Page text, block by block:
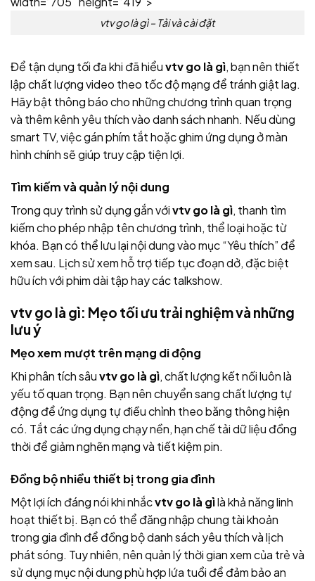
vtv go là gì – Tải và cài đặt
Để tận dụng tối đa khi đã hiểuvtv go là gì, bạn nên thiết
lập chất lượng video theo tốc độ mạng để tránh giật lag.
Hãy bật thông báo cho những chương trình quan trọng
và thêm kênh yêu thích vào danh sách nhanh. Nếu dùng
smart TV, việc gán phím tắt hoặc ghim ứng dụng ở màn
hình chính sẽ giúp truy cập tiện lợi.
Tìm kiếm và quản lý nội dung
Trong quy trình sử dụng gắn vớivtv go là gì, thanh tìm
kiếm cho phép nhập tên chương trình, thể loại hoặc từ
khóa. Bạn có thể lưu lại nội dung vào mục “Yêu thích” để
xem sau. Lịch sử xem hỗ trợ tiếp tục đoạn dở, đặc biệt
hữu ích với phim dài tập hay các talkshow.
vtv go là gì: Mẹo tối ưu trải nghiệm và những
lưu ý
Mẹo xem mượt trên mạng di động
Khi phân tích sâuvtv go là gì, chất lượng kết nối luôn là
yếu tố quan trọng. Bạn nên chuyển sang chất lượng tự
động để ứng dụng tự điều chỉnh theo băng thông hiện
có. Tắt các ứng dụng chạy nền, hạn chế tải dữ liệu đồng
thời để giảm nghẽn mạng và tiết kiệm pin.
Đồng bộ nhiều thiết bị trong gia đình
Một lợi ích đáng nói khi nhắcvtv go là gìlà khả năng linh
hoạt thiết bị. Bạn có thể đăng nhập chung tài khoản
trong gia đình để đồng bộ danh sách yêu thích và lịch
phát sóng. Tuy nhiên, nên quản lý thời gian xem của trẻ và
sử dụng mục nội dung phù hợp lứa tuổi để đảm bảo an